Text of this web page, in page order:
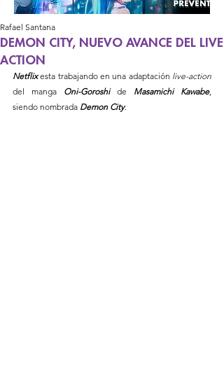
DEMON CITY, NUEVO AVANCE DEL LIVE
ACTION
Rafael Santana
Netflix esta trabajando en una adaptación live-action
del manga Oni-Goroshi de Masamichi Kawabe,
siendo nombrada Demon City.